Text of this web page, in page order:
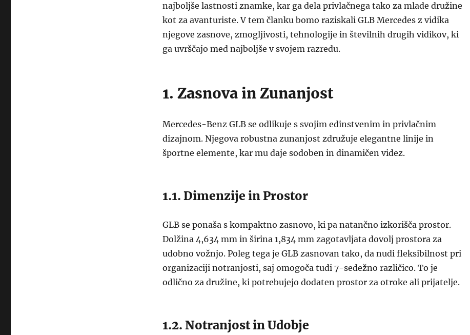
najboljše lastnosti znamke, kar ga dela privlačnega tako za mlade družine
kot za avanturiste. V tem članku bomo raziskali GLB Mercedes z vidika
njegove zasnove, zmogljivosti, tehnologije in številnih drugih vidikov, ki
ga uvrščajo med najboljše v svojem razredu.
1. Zasnova in Zunanjost
Mercedes-Benz GLB se odlikuje s svojim edinstvenim in privlačnim
dizajnom. Njegova robustna zunanjost združuje elegantne linije in
športne elemente, kar mu daje sodoben in dinamičen videz.
1.1. Dimenzije in Prostor
GLB se ponaša s kompaktno zasnovo, ki pa natančno izkorišča prostor.
Dolžina 4,634 mm in širina 1,834 mm zagotavljata dovolj prostora za
udobno vožnjo. Poleg tega je GLB zasnovan tako, da nudi fleksibilnost pri
organizaciji notranjosti, saj omogoča tudi 7-sedežno različico. To je
odlično za družine, ki potrebujejo dodaten prostor za otroke ali prijatelje.
1.2. Notranjost in Udobje